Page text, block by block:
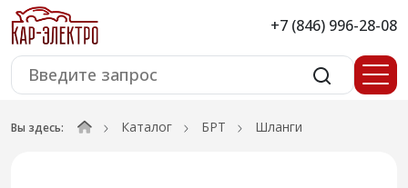
+7 (846) 996-28-08
Вы здесь: Каталог БРТ Шланги